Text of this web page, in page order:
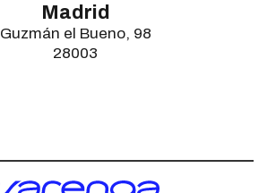
Madrid
Guzmán el Bueno, 98
28003